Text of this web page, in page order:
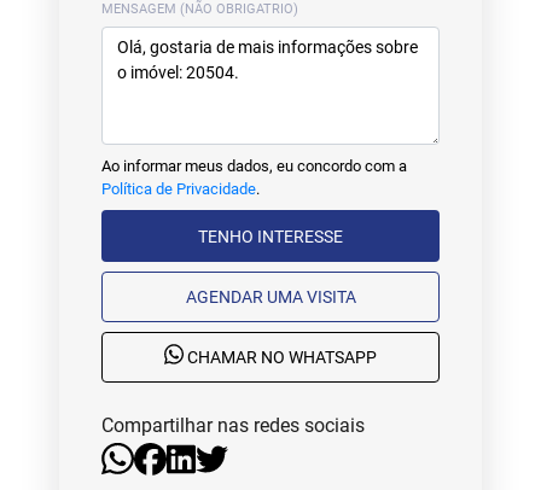
MENSAGEM (NÃO OBRIGATRIO)
Ao informar meus dados, eu concordo com a
Política de Privacidade.
TENHO INTERESSE
AGENDAR UMA VISITA
CHAMAR NO WHATSAPP
Compartilhar nas redes sociais